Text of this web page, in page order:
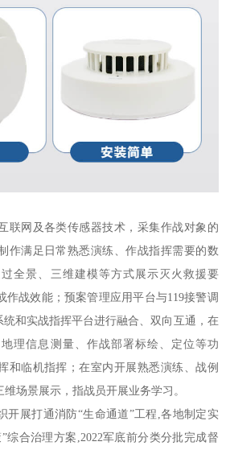
联网及各类传感器技术，采集作战对象的
作满足日常熟悉演练、作战指挥需要的数
全景、三维建模等方式展示灭火救援要
作战效能；预案管理应用平台与119接警调
统和实战指挥平台进行融合、双向互通，在
理信息测量、作战部署标绘、定位等功
和临机指挥；在室内开展熟悉演练、战例
场景展示，指战员开展业务学习。
开展打通消防“生命通道”工程,各地制定实
综合治理方案,2022军底前分类分批完成督